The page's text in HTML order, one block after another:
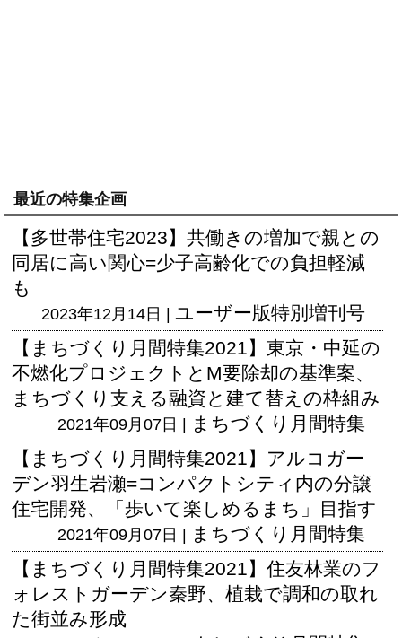
最近の特集企画
【多世帯住宅2023】共働きの増加で親との
同居に高い関心=少子高齢化での負担軽減
も
2023年12月14日 | ユーザー版特別増刊号
【まちづくり月間特集2021】東京・中延の
不燃化プロジェクトとM要除却の基準案、
まちづくり支える融資と建て替えの枠組み
2021年09月07日 | まちづくり月間特集
【まちづくり月間特集2021】アルコガー
デン羽生岩瀬=コンパクトシティ内の分譲
住宅開発、「歩いて楽しめるまち」目指す
2021年09月07日 | まちづくり月間特集
【まちづくり月間特集2021】住友林業のフ
ォレストガーデン秦野、植栽で調和の取れ
た街並み形成